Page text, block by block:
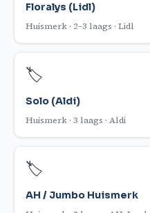
Floralys (Lidl)
Huismerk · 2–3 laags · Lidl
🏷️
Solo (Aldi)
Huismerk · 3 laags · Aldi
🏷️
AH / Jumbo Huismerk